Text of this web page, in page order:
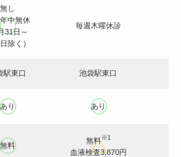
無し
中無休
31日～
除く）
毎週木曜休診
駅東口 池袋駅東口
あり あり
無料
無料※1
血液検査3,870円